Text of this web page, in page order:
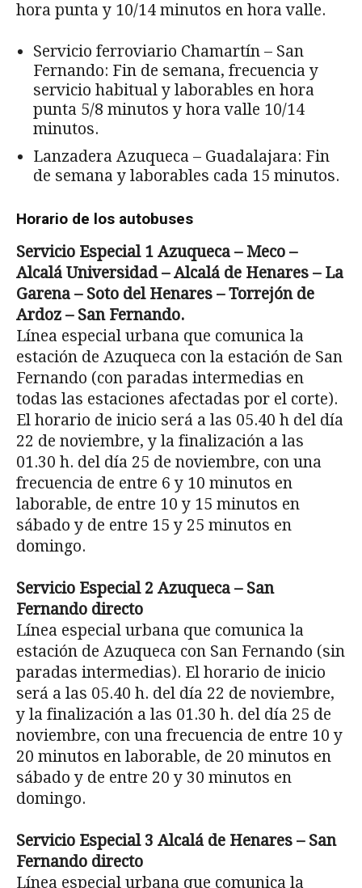
hora punta y 10/14 minutos en hora valle.
Servicio ferroviario Chamartín – San
Fernando: Fin de semana, frecuencia y
servicio habitual y laborables en hora
punta 5/8 minutos y hora valle 10/14
minutos.
Lanzadera Azuqueca – Guadalajara: Fin
de semana y laborables cada 15 minutos.
Horario de los autobuses
Servicio Especial 1 Azuqueca – Meco –
Alcalá Universidad – Alcalá de Henares – La
Garena – Soto del Henares – Torrejón de
Ardoz – San Fernando.
Línea especial urbana que comunica la
estación de Azuqueca con la estación de San
Fernando (con paradas intermedias en
todas las estaciones afectadas por el corte).
El horario de inicio será a las 05.40 h del día
22 de noviembre, y la finalización a las
01.30 h. del día 25 de noviembre, con una
frecuencia de entre 6 y 10 minutos en
laborable, de entre 10 y 15 minutos en
sábado y de entre 15 y 25 minutos en
domingo.
Servicio Especial 2 Azuqueca – San
Fernando directo
Línea especial urbana que comunica la
estación de Azuqueca con San Fernando (sin
paradas intermedias). El horario de inicio
será a las 05.40 h. del día 22 de noviembre,
y la finalización a las 01.30 h. del día 25 de
noviembre, con una frecuencia de entre 10 y
20 minutos en laborable, de 20 minutos en
sábado y de entre 20 y 30 minutos en
domingo.
Servicio Especial 3 Alcalá de Henares – San
Fernando directo
Línea especial urbana que comunica la